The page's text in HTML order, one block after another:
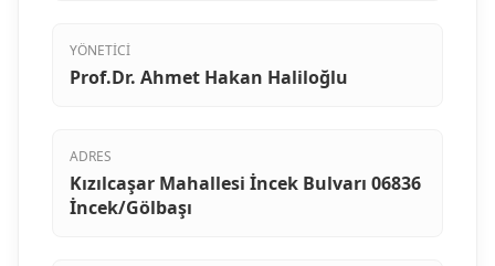
YÖNETICI
Prof.Dr. Ahmet Hakan Haliloğlu
ADRES
Kızılcaşar Mahallesi İncek Bulvarı 06836
İncek/Gölbaşı